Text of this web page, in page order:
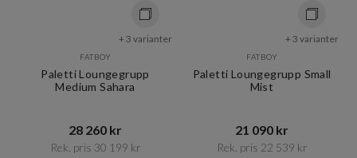
+ 3 varianter
FATBOY
Paletti Loungegrupp
Medium Sahara
28 260 kr​​
Rek. pris 30 199 kr​​
+ 3 varianter
FATBOY
Paletti Loungegrupp Small
Mist
21 090 kr​​
Rek. pris 22 539 kr​​